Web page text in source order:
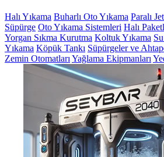
Halı Yıkama Buharlı Oto Yıkama Paralı
Süpürge Oto Yıkama Sistemleri Halı
Yorgan Sıkma Kurutma Koltuk Yıkama
Yıkama Köpük Tankı Süpürgeler ve
Zemin Otomatları Yağlama Ekipmanları